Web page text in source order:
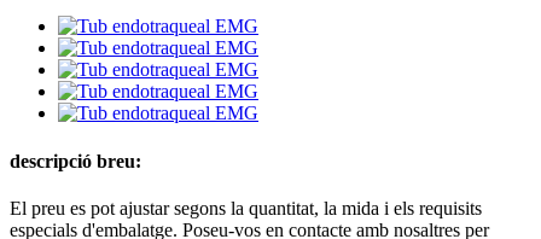
descripció breu:
El preu es pot ajustar segons la quantitat, la mida i els requisits
especials d'embalatge. Poseu-vos en contacte amb nosaltres per